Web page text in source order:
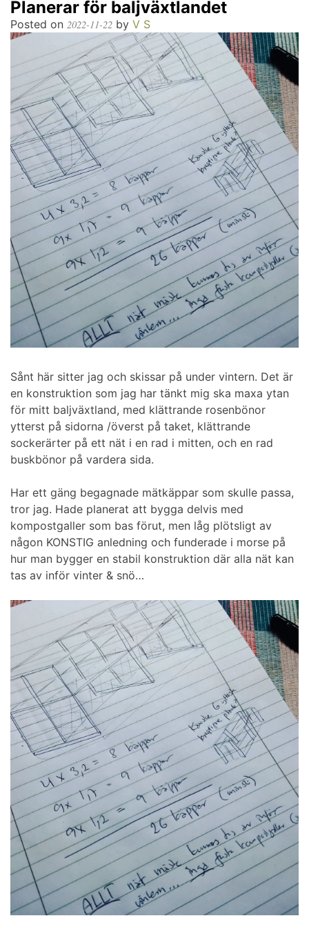
Planerar för baljväxtlandet
Posted on 2022-11-22 by V S
Sånt här sitter jag och skissar på under vintern. Det är
en konstruktion som jag har tänkt mig ska maxa ytan
för mitt baljväxtland, med klättrande rosenbönor
ytterst på sidorna /överst på taket, klättrande
sockerärter på ett nät i en rad i mitten, och en rad
buskbönor på vardera sida.
Har ett gäng begagnade mätkäppar som skulle passa,
tror jag. Hade planerat att bygga delvis med
kompostgaller som bas förut, men låg plötsligt av
någon KONSTIG anledning och funderade i morse på
hur man bygger en stabil konstruktion där alla nät kan
tas av inför vinter & snö…